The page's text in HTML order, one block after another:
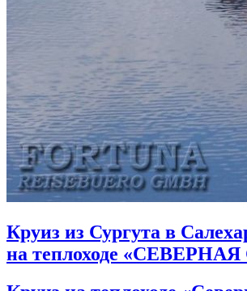
Круиз из Сургута в
на теплоходе